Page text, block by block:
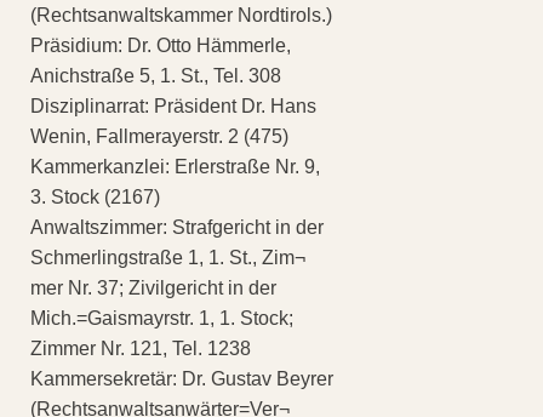
(Rechtsanwaltskammer Nordtirols.)
Präsidium: Dr. Otto Hämmerle,
Anichstraße 5, 1. St., Tel. 308
Disziplinarrat: Präsident Dr. Hans
Wenin, Fallmerayerstr. 2 (475)
Kammerkanzlei: Erlerstraße Nr. 9,
3. Stock (2167)
Anwaltszimmer: Strafgericht in der
Schmerlingstraße 1, 1. St., Zim¬
mer Nr. 37; Zivilgericht in der
Mich.=Gaismayrstr. 1, 1. Stock;
Zimmer Nr. 121, Tel. 1238
Kammersekretär: Dr. Gustav Beyrer
(Rechtsanwaltsanwärter=Ver¬